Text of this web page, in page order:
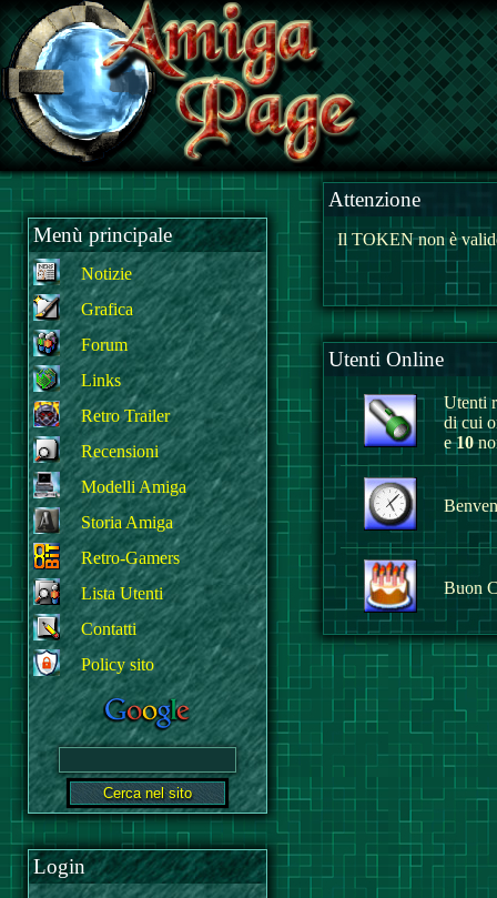
Menù principale
Notizie
Grafica
Forum
Links
Retro Trailer
Recensioni
Modelli Amiga
Storia Amiga
Retro-Gamers
Lista Utenti
Contatti
Policy sito
Login
Attenzione
Il TOKEN non è
Utenti Online
Utenti
di cui
e10
Buon